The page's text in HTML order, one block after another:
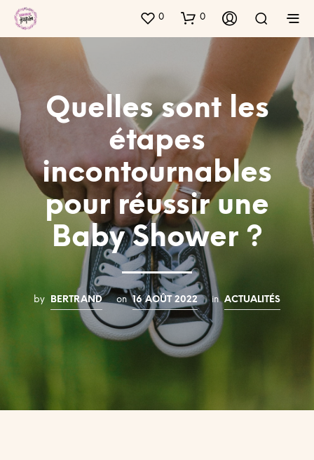
0 0
Quelles sont les
étapes
incontournables
pour réussir une
Baby Shower ?
by BERTRAND on 16 AOÛT 2022 in ACTUALITÉS